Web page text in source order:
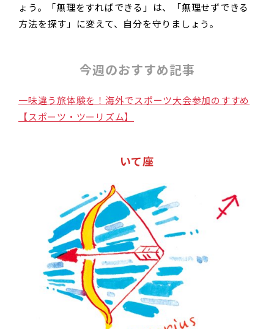
ょう。「無理をすればできる」は、「無理せずできる
方法を探す」に変えて、自分を守りましょう。
今週のおすすめ記事
一味違う旅体験を！海外でスポーツ大会参加のすすめ
【スポーツ・ツーリズム】
いて座